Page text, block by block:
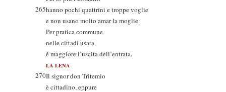
265hanno pochi quattrini e troppe voglie
e non usano molto amar la moglie.
Per pratica commune
nelle cittadi usata,
è maggiore l’uscita dell’entrata.
LA LENA
270Il signor don Tritemio
è cittadino, eppure